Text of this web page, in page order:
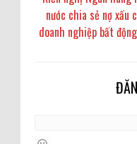
nước chia sẻ nợ xấu
doanh nghiệp bất